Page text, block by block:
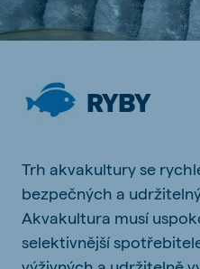
RYBY
Trh akvakultury se
bezpečných a
Akvakultura musí
selektivnější